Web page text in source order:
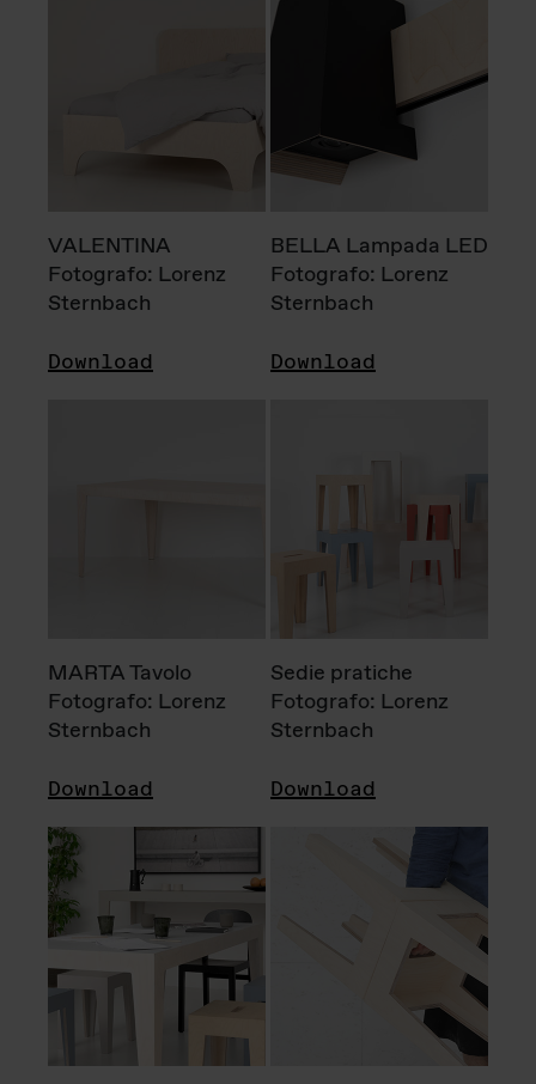
VALENTINA
Fotografo: Lorenz
Sternbach
Download
BELLA Lampada LED
Fotografo: Lorenz
Sternbach
Download
MARTA Tavolo
Fotografo: Lorenz
Sternbach
Download
Sedie pratiche
Fotografo: Lorenz
Sternbach
Download